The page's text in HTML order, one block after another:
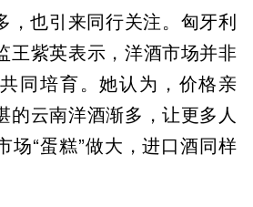
，也引来同行关注。匈牙利
王紫英表示，洋酒市场并非
同培育。她认为，价格亲
的云南洋酒渐多，让更多人
场“蛋糕”做大，进口酒同样